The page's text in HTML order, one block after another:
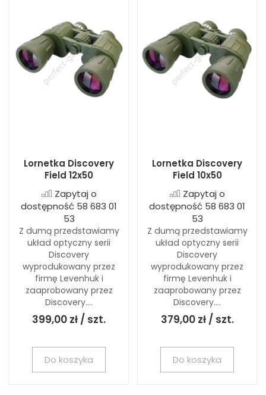
Lornetka Discovery
Field 12x50
Zapytaj o
dostępność 58 683 01
53
Z dumą przedstawiamy
układ optyczny serii
Discovery
wyprodukowany przez
firmę Levenhuk i
zaaprobowany przez
Discovery....
399,00 zł / szt.
Do koszyka
Lornetka Discovery
Field 10x50
Zapytaj o
dostępność 58 683 01
53
Z dumą przedstawiamy
układ optyczny serii
Discovery
wyprodukowany przez
firmę Levenhuk i
zaaprobowany przez
Discovery....
379,00 zł / szt.
Do koszyka